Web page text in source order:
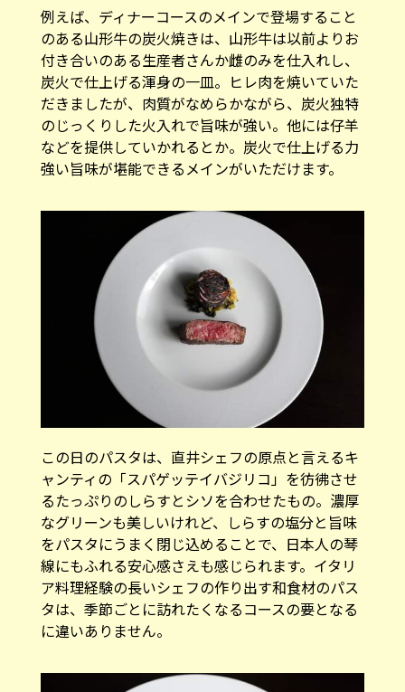
例えば、ディナーコースのメインで登場すること
のある山形牛の炭火焼きは、山形牛は以前よりお
付き合いのある生産者さんか雌のみを仕入れし、
炭火で仕上げる渾身の一皿。ヒレ肉を焼いていた
だきましたが、肉質がなめらかながら、炭火独特
のじっくりした火入れで旨味が強い。他には仔羊
などを提供していかれるとか。炭火で仕上げる力
強い旨味が堪能できるメインがいただけます。
この日のパスタは、直井シェフの原点と言えるキ
ャンティの「スパゲッテイバジリコ」を彷彿させ
るたっぷりのしらすとシソを合わせたもの。濃厚
なグリーンも美しいけれど、しらすの塩分と旨味
をパスタにうまく閉じ込めることで、日本人の琴
線にもふれる安心感さえも感じられます。イタリ
ア料理経験の長いシェフの作り出す和食材のパス
タは、季節ごとに訪れたくなるコースの要となる
に違いありません。